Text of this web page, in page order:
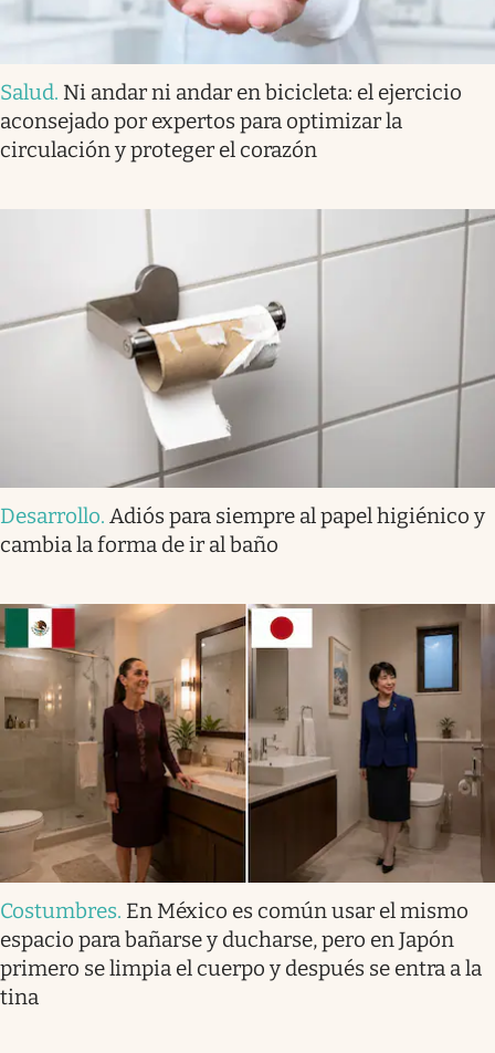
Salud. Ni andar ni andar en bicicleta: el ejercicio
aconsejado por expertos para optimizar la
circulación y proteger el corazón
Desarrollo. Adiós para siempre al papel higiénico y
cambia la forma de ir al baño
Costumbres. En México es común usar el mismo
espacio para bañarse y ducharse, pero en Japón
primero se limpia el cuerpo y después se entra a la
tina